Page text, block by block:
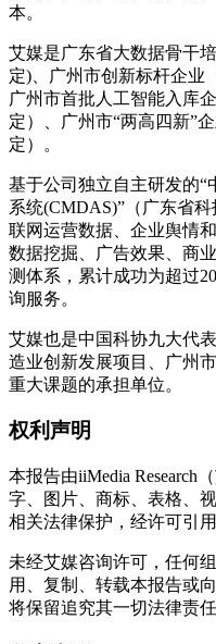
本。
艾媒是广东省大数据骨干
定)、广州市创新标杆企业
广州市首批人工智能入库
定）、广州市“两高四新”
定）。
基于公司独立自主研发的
系统(CMDAS)”（广东省
联网运营数据、企业舆情
数据挖掘、广告效果、商
测体系，累计成功为超过
询服务。
艾媒也是中国科协九大代
造业创新发展项目、广州
重大课题的承担单位。
权利声明
本报告由iiMedia Research
字、图片、商标、表格、
相关法律保护，经许可引
未经艾媒咨询许可，任何
用、复制、转载本报告或
将保留追究其一切法律责任